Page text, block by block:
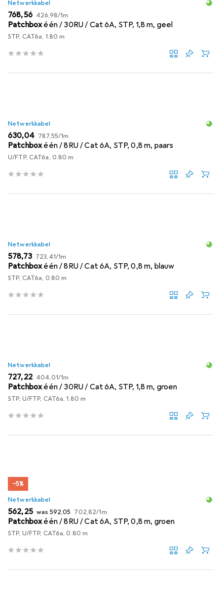
Netwerkkabel
EUR
768,56 EUR
426,98/1m
Patchboxéén / 30RU / Cat 6A, STP, 1,8 m, geel
STP, CAT6a, 1.80 m
Netwerkkabel
EUR
630,04 EUR
787,55/1m
Patchboxéén / 8RU / Cat 6A, STP, 0,8 m, paars
U/FTP, CAT6a, 0.80 m
Netwerkkabel
EUR
578,73 EUR
723,41/1m
Patchboxéén / 8RU / Cat 6A, STP, 0,8 m, blauw
STP, CAT6a, 0.80 m
Netwerkkabel
EUR
727,22 EUR
404,01/1m
Patchboxéén / 30RU / Cat 6A, STP, 1,8 m, groen
STP, U/FTP, CAT6a, 1.80 m
−5%
Netwerkkabel
EUR
562,25 was EUR
592,05 EUR
702,82/1m
Patchboxéén / 8RU / Cat 6A, STP, 0,8 m, groen
STP, U/FTP, CAT6a, 0.80 m